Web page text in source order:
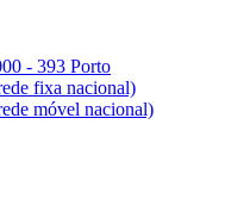
- 393 Porto
fixa nacional)
móvel nacional)